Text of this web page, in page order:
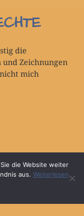
die
Zeichnungen
mich
die Website weiter
aus. Weiterlesen